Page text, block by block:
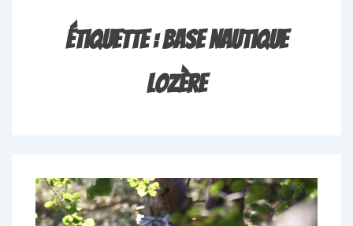
Étiquette :base nautique
lozère